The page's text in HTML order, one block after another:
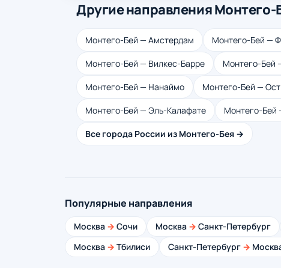
Другие направления Монтего-
Монтего-Бей — Амстердам Монтего-Бей —
Монтего-Бей — Вилкес-Барре Монтего-Бей
Монтего-Бей — Нанаймо Монтего-Бей —
Монтего-Бей — Эль-Калафате Монтего-Бей
Все города России из Монтего-Бея →
Популярные направления
Москва → Сочи Москва → Санкт-Петербург
Москва → Тбилиси Санкт-Петербург →